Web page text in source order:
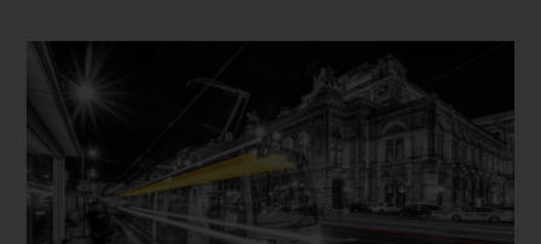
Dieses Produkt weist mehrere Varianten auf. Die Optionen können auf der Produktseite gewählt werden